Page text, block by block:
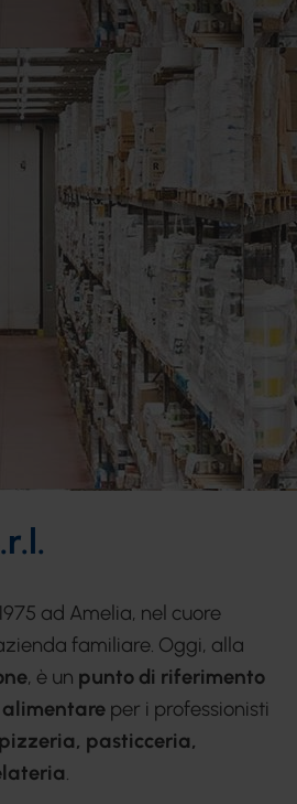
ad Amelia, nel cuore
familiare. Oggi, alla
, è un punto di riferimento
per i professionisti
pasticceria,
.